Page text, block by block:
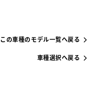
この車種のモデル一覧へ戻る
車種選択へ戻る